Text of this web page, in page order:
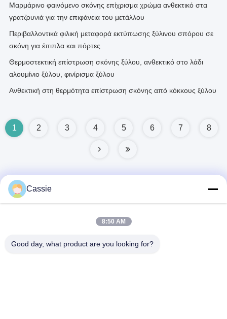
Μαρμάρινο φαινόμενο σκόνης επίχρισμα χρώμα ανθεκτικό στα
γρατζουνιά για την επιφάνεια του μετάλλου
Περιβαλλοντικά φιλική μεταφορά εκτύπωσης ξύλινου σπόρου σε
σκόνη για έπιπλα και πόρτες
Θερμοστεκτική επίστρωση σκόνης ξύλου, ανθεκτικό στο λάδι
αλουμίνιο ξύλου, φινίρισμα ξύλου
Ανθεκτική στη θερμότητα επίστρωση σκόνης από κόκκους ξύλου
1 2 3 4 5 6 7 8
Αρ. 38, Huagang Road, Νότια Περιοχή Μοντέρνου
Cassie
8:50 AM
Good day, what product are you looking for?